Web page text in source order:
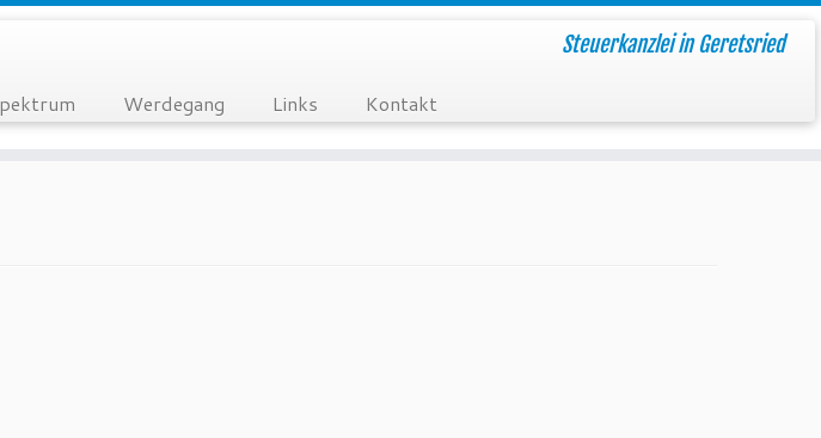
Steuerkanzlei in Geretsried
Werdegang Links Kontakt